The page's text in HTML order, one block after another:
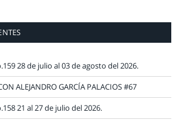
28 de julio al 03 de agosto del 2026.
ALEJANDRO GARCÍA PALACIOS #67
21 al 27 de julio del 2026.